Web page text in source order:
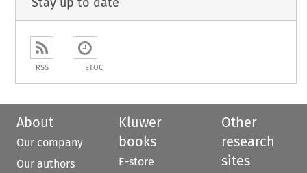
RSS ETOC
About
Our company
Our authors
Kluwer
books
E-store
Other
research
sites